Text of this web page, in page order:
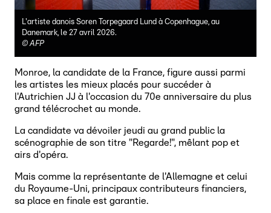
L'artiste danois Soren Torpegaard Lund à Copenhague, au
Danemark, le 27 avril 2026.
© AFP
Monroe, la candidate de la France, figure aussi parmi
les artistes les mieux placés pour succéder à
l'Autrichien JJ à l'occasion du 70e anniversaire du plus
grand télécrochet au monde.
La candidate va dévoiler jeudi au grand public la
scénographie de son titre "Regarde!", mêlant pop et
airs d'opéra.
Mais comme la représentante de l'Allemagne et celui
du Royaume-Uni, principaux contributeurs financiers,
sa place en finale est garantie.